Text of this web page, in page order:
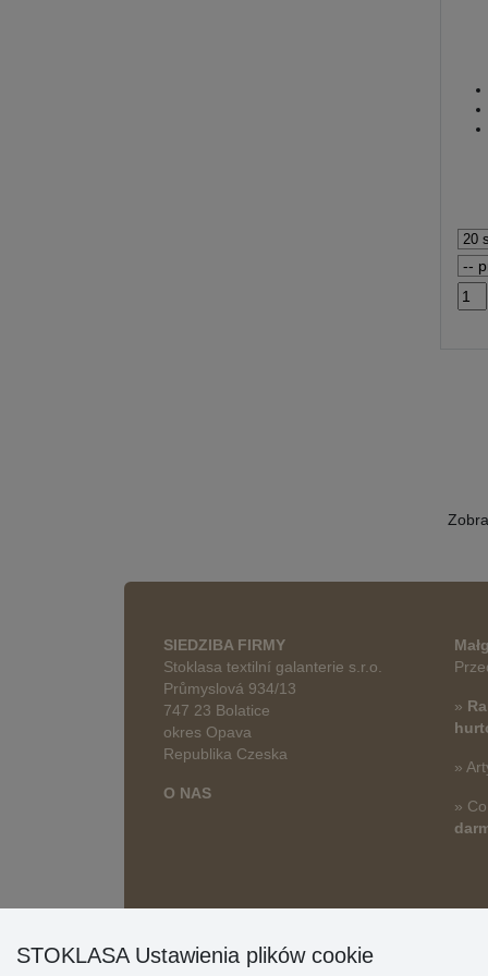
SIEDZIBA FIRMY
Stoklasa textilní galanterie s.r.o.
Průmyslová 934/13
747 23 Bolatice
okres Opava
Republika Czeska
O NAS
»
»
»
STOKLASA Ustawienia plików cookie